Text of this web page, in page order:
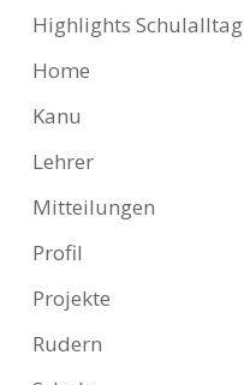
Highlights Schulalltag
Home
Kanu
Lehrer
Mitteilungen
Profil
Projekte
Rudern